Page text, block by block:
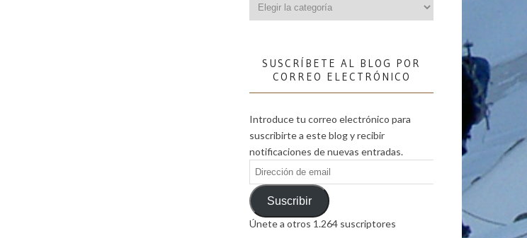
SUSCRÍBETE AL BLOG POR
CORREO ELECTRÓNICO
Introduce tu correo electrónico para
suscribirte a este blog y recibir
notificaciones de nuevas entradas.
Dirección
de
emailSuscribir
Únete a otros 1.264 suscriptores